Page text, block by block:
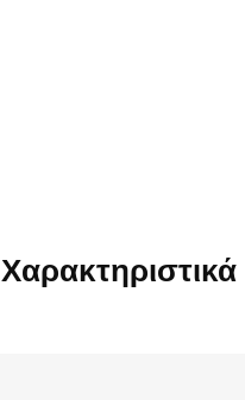
Χαρακτηριστικά